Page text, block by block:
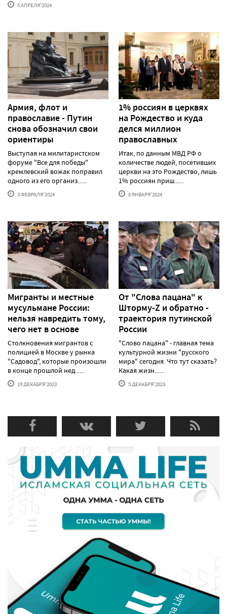
5 АПРЕЛЯ'2024
Армия, флот и
православие - Путин
снова обозначил свои
ориентиры
Выступая на милитаристском
форуме "Все для победы"
кремлевский вожак поправил
одного из его организ......
3 ФЕВРАЛЯ'2024
1% россиян в церквях
на Рождество и куда
делся миллион
православных
Итак, по данным МВД РФ о
количестве людей, посетивших
церкви на это Рождество, лишь
1% россиян приш......
8 ЯНВАРЯ'2024
Мигранты и местные
мусульмане России:
нельзя навредить тому,
чего нет в основе
Столкновения мигрантов с
полицией в Москве у рынка
"Садовод", которые произошли
в конце прошлой нед......
19 ДЕКАБРЯ'2023
От "Слова пацана" к
Шторму-Z и обратно -
траектория путинской
России
"Слово пацана" - главная тема
культурной жизни "русского
мира" сегодня. Что тут сказать?
Какая жизн......
5 ДЕКАБРЯ'2023